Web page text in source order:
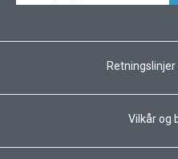
Vilkår og